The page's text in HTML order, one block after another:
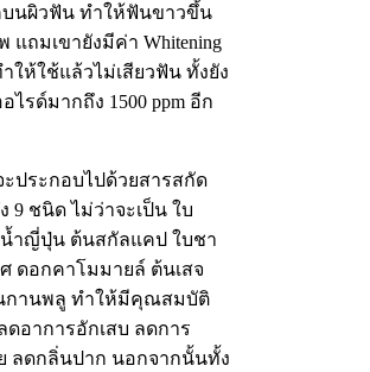
นผิวฟัน ทำให้ฟันขาวขึ้น
แถมเขายังมีค่า Whitening
ให้ใช้แล้วไม่เสียวฟัน ทั้งยัง
รด์มากถึง 1500 ppm อีก
ประกอบไปด้วยสารสกัด
9 ชนิด ไม่ว่าจะเป็น ใบ
ำญี่ปุ่น ต้นสกัลแคป ใบชา
ศ ดอกคาโมมายล์ ต้นเสจ
กานพลู ทำให้มีคุณสมบัติ
ดอาการอักเสบ ลดการ
ลดกลิ่นปาก นอกจากนั้นทั้ง